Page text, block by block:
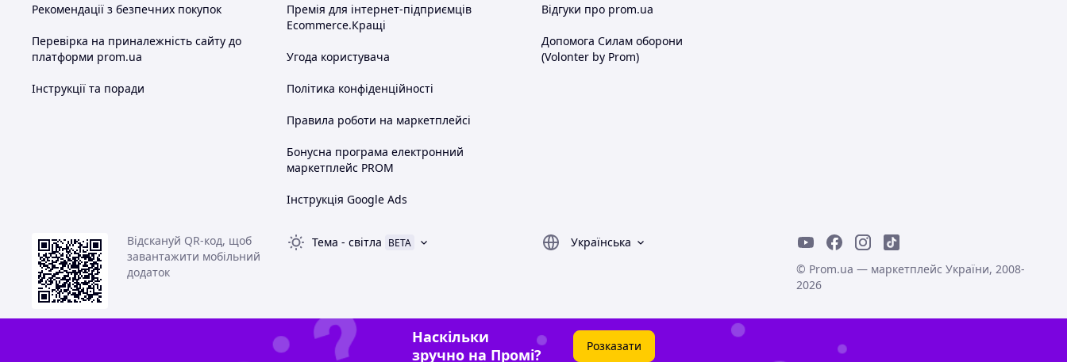
Рекомендації з безпечних покупок
Перевірка на приналежність сайту до
платформи prom.ua
Інструкції та поради
Премія для інтернет-підприємців
Ecommerce.Кращі
Угода користувача
Політика конфіденційності
Правила роботи на маркетплейсі
Бонусна програма електронний
маркетплейс PROM
Інструкція Google Ads
Відгуки про prom.ua
Допомога Силам оборони
(Volonter by Prom)
Відскануй QR-код, щоб
завантажити мобільний
додаток
Тема - світла BETA
Українська
© Prom.ua — маркетплейс України, 2008-
2026
Наскільки
зручно на Промі?
Розказати